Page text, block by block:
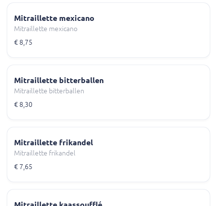
Mitraillette mexicano
Mitraillette mexicano
€ 8,75
Mitraillette bitterballen
Mitraillette bitterballen
€ 8,30
Mitraillette frikandel
Mitraillette frikandel
€ 7,65